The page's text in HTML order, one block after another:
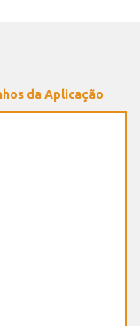
da Aplicação